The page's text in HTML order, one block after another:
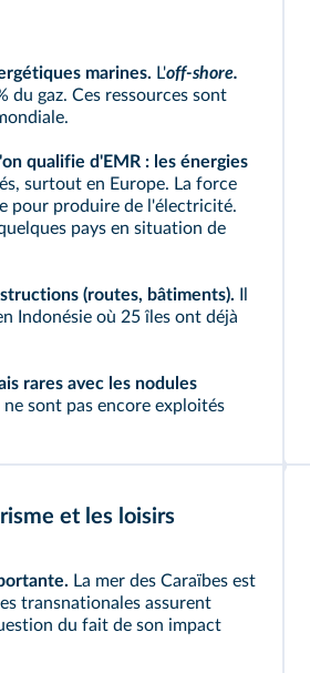
marines. L'off‑shore.
gaz. Ces ressources sont
qualifie d'EMR : les énergies
surtout en Europe. La force
pour produire de l'électricité.
pays en situation de
(routes, bâtiments).
Indonésie où 25 îles ont déjà
rares avec les nodules
sont pas encore exploités
et les loisirs
La mer des Caraïbes est
transnationales assurent
du fait de son impact